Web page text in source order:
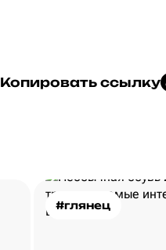
Копировать ссылку
#глянец